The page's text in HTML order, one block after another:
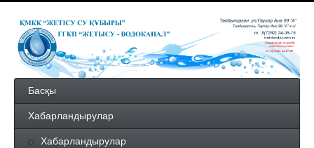
Басқы
Хабарландырулар
Хабарландырулар